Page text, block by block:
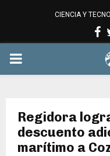
CIENCIA Y
PRIMARY
Regidora
descuento
marítimo a